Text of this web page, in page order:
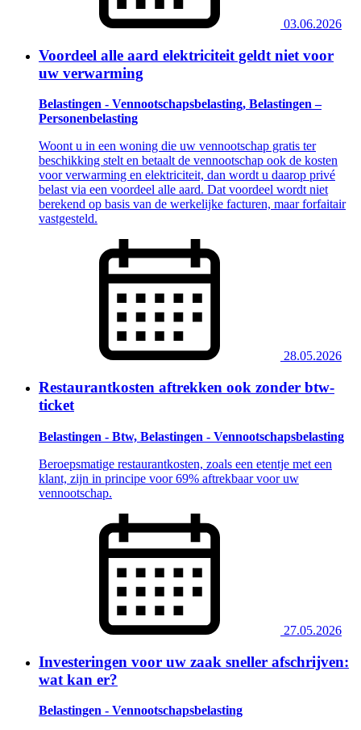
03.06.2026
Voordeel alle aard elektriciteit geldt niet voor
uw verwarming
Belastingen - Vennootschapsbelasting, Belastingen –
Personenbelasting
Woont u in een woning die uw vennootschap gratis ter
beschikking stelt en betaalt de vennootschap ook de kosten
voor verwarming en elektriciteit, dan wordt u daarop privé
belast via een voordeel alle aard. Dat voordeel wordt niet
berekend op basis van de werkelijke facturen, maar forfaitair
vastgesteld.
28.05.2026
Restaurantkosten aftrekken ook zonder btw-
ticket
Belastingen - Btw, Belastingen - Vennootschapsbelasting
Beroepsmatige restaurantkosten, zoals een etentje met een
klant, zijn in principe voor 69% aftrekbaar voor uw
vennootschap.
27.05.2026
Investeringen voor uw zaak sneller afschrijven:
wat kan er?
Belastingen - Vennootschapsbelasting